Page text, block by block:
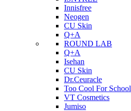
Innisfree
Neogen
CU Skin
Q+A
ROUND LAB
Q+A
Isehan
CU Skin
Dr.Ceuracle
Too Cool For School
VT Cosmetics
Jumiso